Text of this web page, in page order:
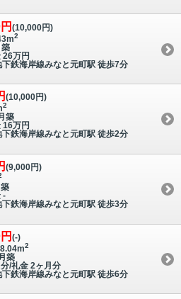
(10,000円)
2
26万円
鉄海岸線みなと元町駅 徒歩7分
(10,000円)
2
築
16万円
鉄海岸線みなと元町駅 徒歩2分
(9,000円)
-
鉄海岸線みなと元町駅 徒歩3分
(-)
2
築
/礼金 2ヶ月分
鉄海岸線みなと元町駅 徒歩6分